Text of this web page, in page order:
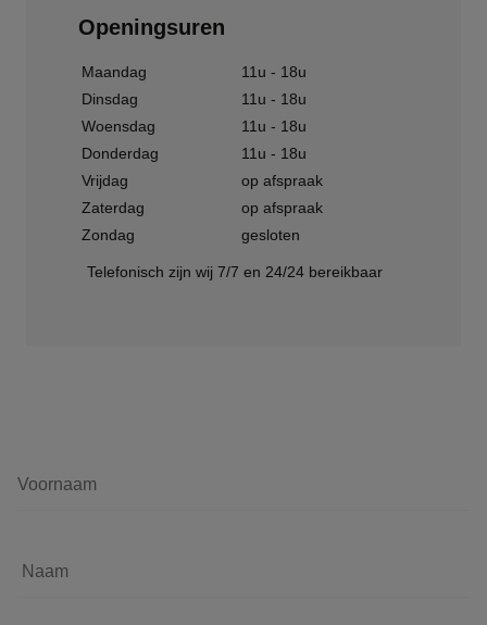
Openingsuren
Maandag
11u - 18u
Dinsdag
11u - 18u
Woensdag
11u - 18u
Donderdag
11u - 18u
Vrijdag
op afspraak
Zaterdag
op afspraak
Zondag
gesloten
Telefonisch zijn wij 7/7 en 24/24 bereikbaar